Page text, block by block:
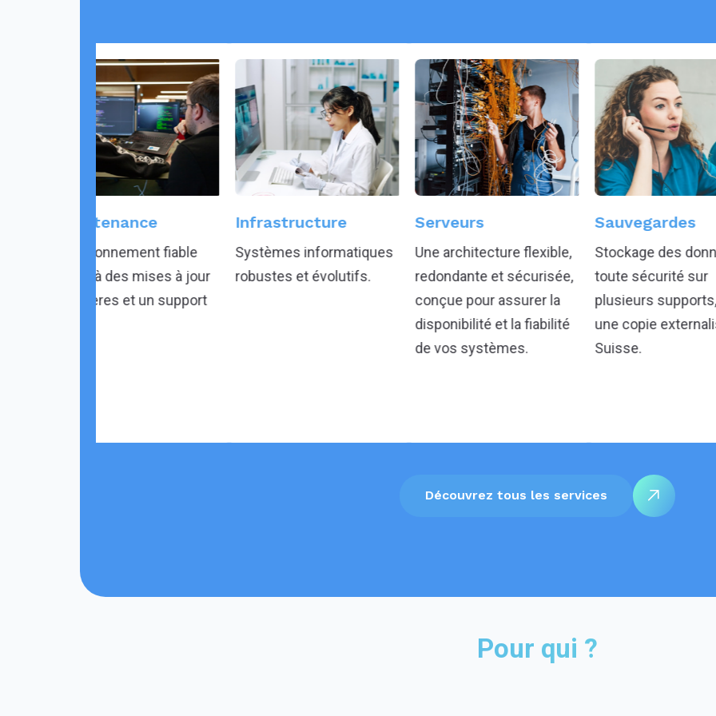
Infrastructure
Systèmes informatiques
robustes et évolutifs.
Serveurs
Une architecture flexible,
redondante et sécurisée,
conçue pour assurer la
disponibilité et la fiabilité
Sauvegardes
Stockage des données en
toute sécurité sur
plusieurs supports, dont
une copie externalisée en
Suisse.
vos
actifs
Découvrez tous les services
Pour qui ?